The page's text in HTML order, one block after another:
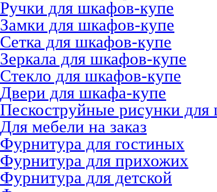
Ручки для шкафов-купе
Замки для шкафов-купе
Сетка для шкафов-купе
Зеркала для шкафов-купе
Стекло для шкафов-купе
Двери для шкафа-купе
Пескоструйные рисунки
Для мебели на заказ
Фурнитура для гостиных
Фурнитура для прихожих
Фурнитура для детской